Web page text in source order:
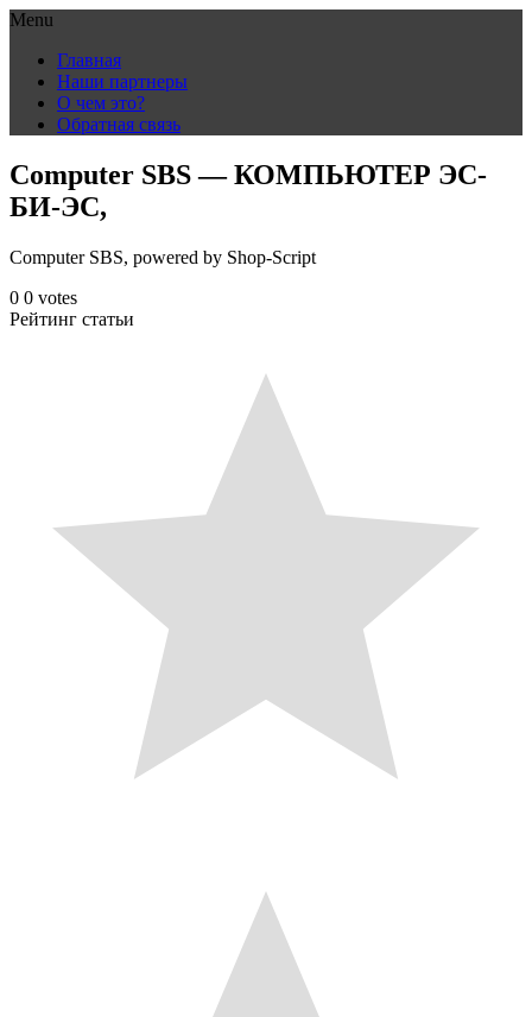
Menu
content
Главная
Наши партнеры
О чем это?
Обратная связь
Computer SBS — КОМПЬЮТЕР ЭС-
БИ-ЭС,
Computer SBS, powered by Shop-Script
0 0 votes
Рейтинг статьи